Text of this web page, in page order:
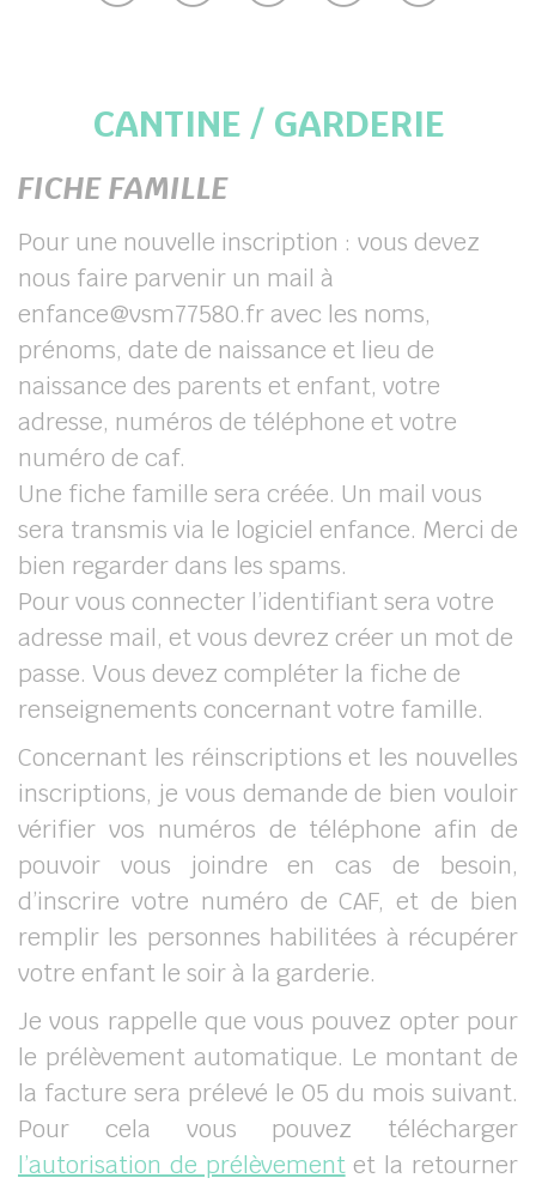
CANTINE / GARDERIE
FICHE FAMILLE
Pour une nouvelle inscription : vous devez
nous faire parvenir un mail à
enfance@vsm77580.fr avec les noms,
prénoms, date de naissance et lieu de
naissance des parents et enfant, votre
adresse, numéros de téléphone et votre
numéro de caf.
Une fiche famille sera créée. Un mail vous
sera transmis via le logiciel enfance. Merci de
bien regarder dans les spams.
Pour vous connecter l’identifiant sera votre
adresse mail, et vous devrez créer un mot de
passe. Vous devez compléter la fiche de
renseignements concernant votre famille.
Concernant les réinscriptions et les nouvelles
inscriptions, je vous demande de bien vouloir
vérifier vos numéros de téléphone afin de
pouvoir vous joindre en cas de besoin,
d’inscrire votre numéro de CAF, et de bien
remplir les personnes habilitées à récupérer
votre enfant le soir à la garderie.
Je vous rappelle que vous pouvez opter pour
le prélèvement automatique. Le montant de
la facture sera prélevé le 05 du mois suivant.
Pour cela vous pouvez télécharger
l’autorisation de prélèvementet la retourner